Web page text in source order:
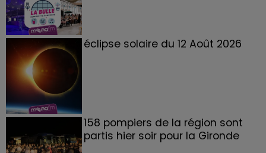
éclipse solaire du 12 Août 2026
158 pompiers de la région sont
partis hier soir pour la Gironde